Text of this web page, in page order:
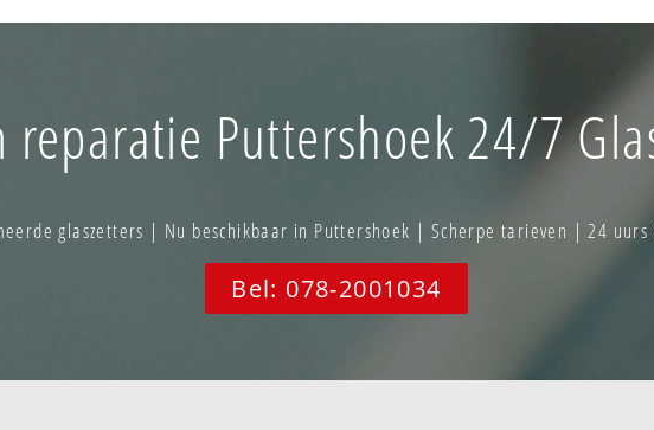
reparatie Puttershoek 24/7
glaszetters | Nu beschikbaar in Puttershoek | Scherpe tarieven | 24
Bel: 078-2001034